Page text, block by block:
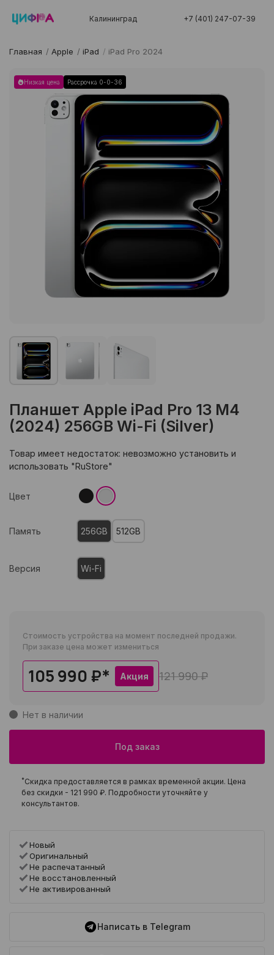
Калининград +7 (401) 247-07-39
Главная / Apple / iPad / iPad Pro 2024
Низкая цена Рассрочка 0-0-36
Планшет Apple iPad Pro 13 M4
(2024) 256GB Wi-Fi (Silver)
Товар имеет недостаток: невозможно установить и
использовать "RuStore"
Цвет
Память 256GB 512GB
Версия Wi-Fi
Стоимость устройства на момент последней продажи.
При заказе цена может измениться
105 990 ₽* Акция 121 990 ₽
Нет в наличии
Под заказ
*Скидка предоставляется в рамках временной акции. Цена
без скидки - 121 990 ₽. Подробности уточняйте у
консультантов.
Новый
Оригинальный
Не распечатанный
Не восстановленный
Не активированный
Написать в Telegram